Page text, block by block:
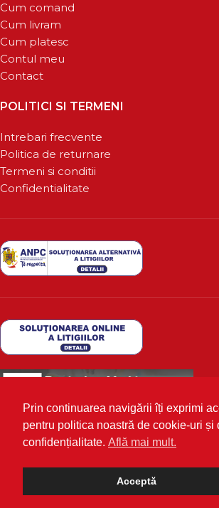
Prin continuarea navigării îți exprimi
pentru politica noastră de cookie-uri și
confidențialitate. Află mai mult.
Acceptă
Cum comand
Cum livram
Cum platesc
Contul meu
Contact
POLITICI SI TERMENI
Intrebari frecvente
Politica de returnare
Termeni si conditii
Confidentialitate
Deutscher Markt2020 Toate drepturile
cu 💙 deWPhosting.ro